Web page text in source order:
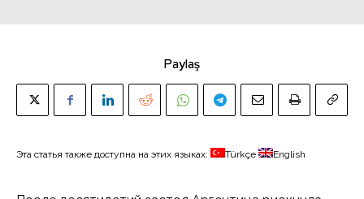
Paylaş
Эта статья также доступна на этих языках: Türkçe English